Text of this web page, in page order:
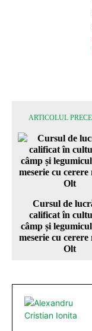
ARTICOLUL
Cursul de
calificat în
câmp și
meserie cu cerere
Olt